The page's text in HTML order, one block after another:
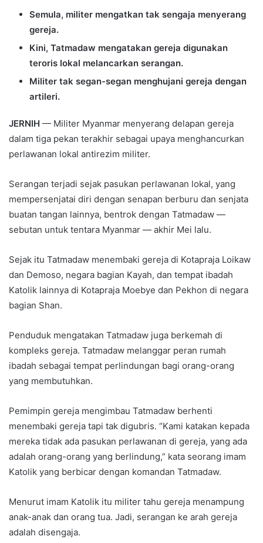
Semula, militer mengatkan tak sengaja menyerang
gereja.
Kini, Tatmadaw mengatakan gereja digunakan
teroris lokal melancarkan serangan.
Militer tak segan-segan menghujani gereja dengan
artileri.
JERNIH — Militer Myanmar menyerang delapan gereja
dalam tiga pekan terakhir sebagai upaya menghancurkan
perlawanan lokal antirezim militer.
Serangan terjadi sejak pasukan perlawanan lokal, yang
mempersenjatai diri dengan senapan berburu dan senjata
buatan tangan lainnya, bentrok dengan Tatmadaw —
sebutan untuk tentara Myanmar — akhir Mei lalu.
Sejak itu Tatmadaw menembaki gereja di Kotapraja Loikaw
dan Demoso, negara bagian Kayah, dan tempat ibadah
Katolik lainnya di Kotapraja Moebye dan Pekhon di negara
bagian Shan.
Penduduk mengatakan Tatmadaw juga berkemah di
kompleks gereja. Tatmadaw melanggar peran rumah
ibadah sebagai tempat perlindungan bagi orang-orang
yang membutuhkan.
Pemimpin gereja mengimbau Tatmadaw berhenti
menembaki gereja tapi tak digubris. “Kami katakan kepada
mereka tidak ada pasukan perlawanan di gereja, yang ada
adalah orang-orang yang berlindung,” kata seorang imam
Katolik yang berbicar dengan komandan Tatmadaw.
Menurut imam Katolik itu militer tahu gereja menampung
anak-anak dan orang tua. Jadi, serangan ke arah gereja
adalah disengaja.